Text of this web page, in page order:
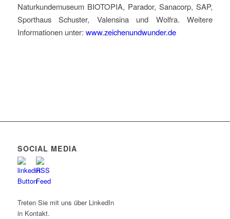
Naturkundemuseum BIOTOPIA, Parador, Sanacorp, SAP,
Sporthaus Schuster, Valensina und Wolfra. Weitere
Informationen unter: www.zeichenundwunder.de
SOCIAL MEDIA
Treten Sie mit uns über LinkedIn
in Kontakt.